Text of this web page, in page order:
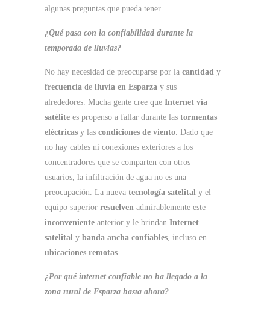
algunas preguntas que pueda tener.
¿Qué pasa con la confiabilidad durante la
temporada de lluvias?
No hay necesidad de preocuparse por la cantidad y
frecuencia de lluvia en Esparza y ​​sus
alrededores. Mucha gente cree que Internet vía
satélite es propenso a fallar durante las tormentas
eléctricas y las condiciones de viento . Dado que
no hay cables ni conexiones exteriores a los
concentradores que se comparten con otros
usuarios, la infiltración de agua no es una
preocupación. La nueva tecnología satelital y el
equipo superior resuelven admirablemente este
inconveniente anterior y le brindan Internet
satelital y banda ancha confiables , incluso en
ubicaciones remotas
¿Por qué internet confiable no ha llegado a la
zona rural de Esparza hasta ahora?